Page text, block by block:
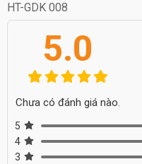
HT-GDK 008
5.0
Chưa có đánh giá nào.
5
4
3